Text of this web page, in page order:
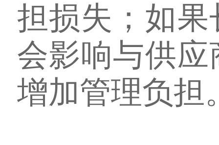
担损失；如
会影响与供
增加管理负担